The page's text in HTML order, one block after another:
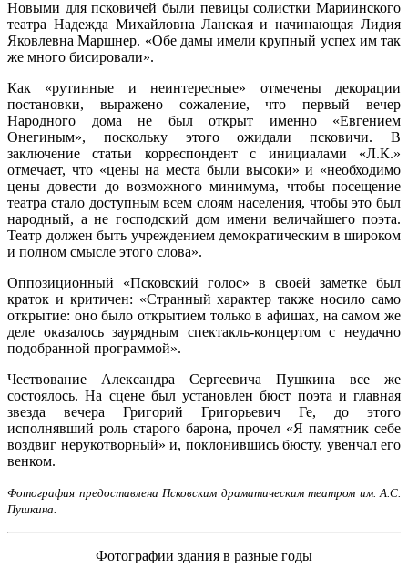
Новыми для псковичей были певицы солистки Мариинского
театра Надежда Михайловна Ланская и начинающая Лидия
Яковлевна Маршнер. «Обе дамы имели крупный успех им так
же много бисировали».
Как «рутинные и неинтересные» отмечены декорации
постановки, выражено сожаление, что первый вечер
Народного дома не был открыт именно «Евгением
Онегиным», поскольку этого ожидали псковичи. В
заключение статьи корреспондент с инициалами «Л.К.»
отмечает, что «цены на места были высоки» и «необходимо
цены довести до возможного минимума, чтобы посещение
театра стало доступным всем слоям населения, чтобы это был
народный, а не господский дом имени величайшего поэта.
Театр должен быть учреждением демократическим в широком
и полном смысле этого слова».
Оппозиционный «Псковский голос» в своей заметке был
краток и критичен: «Странный характер также носило само
открытие: оно было открытием только в афишах, на самом же
деле оказалось заурядным спектакль-концертом с неудачно
подобранной программой».
Чествование Александра Сергеевича Пушкина все же
состоялось. На сцене был установлен бюст поэта и главная
звезда вечера Григорий Григорьевич Ге, до этого
исполнявший роль старого барона, прочел «Я памятник себе
воздвиг нерукотворный» и, поклонившись бюсту, увенчал его
венком.
Фотография предоставлена Псковским драматическим театром им. А.С.
Пушкина.
Фотографии здания в разные годы